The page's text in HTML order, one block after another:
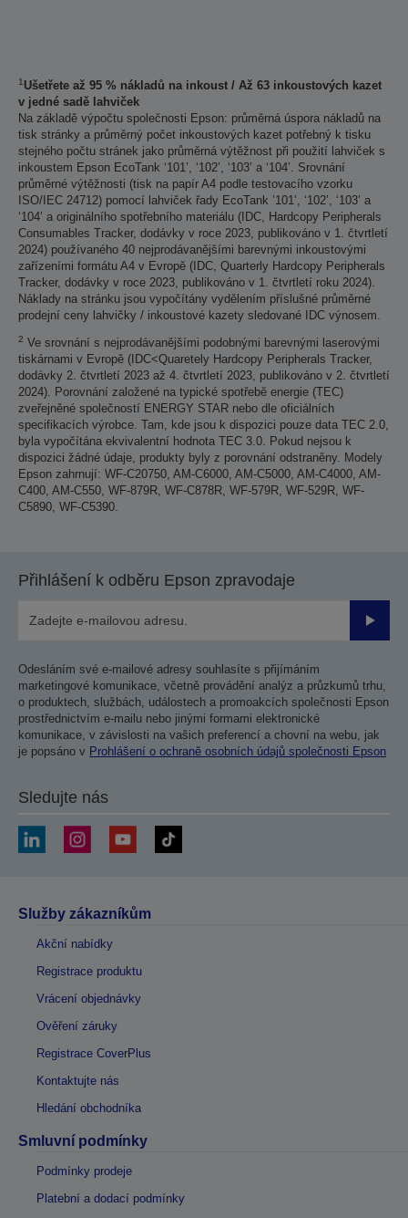
1 Ušetřete až 95 % nákladů na inkoust / Až 63 inkoustových kazet
v jedné sadě lahviček
Na základě výpočtu společnosti Epson: průměrná úspora nákladů na
tisk stránky a průměrný počet inkoustových kazet potřebný k tisku
stejného počtu stránek jako průměrná výtěžnost při použití lahviček s
inkoustem Epson EcoTank ‘101’, ‘102’, ‘103’ a ‘104’. Srovnání
průměrné výtěžnosti (tisk na papír A4 podle testovacího vzorku
ISO/IEC 24712) pomocí lahviček řady EcoTank ’101’, ‘102’, ‘103’ a
‘104’ a originálního spotřebního materiálu (IDC, Hardcopy Peripherals
Consumables Tracker, dodávky v roce 2023, publikováno v 1. čtvrtletí
2024) používaného 40 nejprodávanějšími barevnými inkoustovými
zařízeními formátu A4 v Evropě (IDC, Quarterly Hardcopy Peripherals
Tracker, dodávky v roce 2023, publikováno v 1. čtvrtletí roku 2024).
Náklady na stránku jsou vypočítány vydělením příslušné průměrné
prodejní ceny lahvičky / inkoustové kazety sledované IDC výnosem.
2 Ve srovnání s nejprodávanějšími podobnými barevnými laserovými
tiskárnami v Evropě (IDC<Quaretely Hardcopy Peripherals Tracker,
dodávky 2. čtvrtletí 2023 až 4. čtvrtletí 2023, publikováno v 2. čtvrtletí
2024). Porovnání založené na typické spotřebě energie (TEC)
zveřejněné společností ENERGY STAR nebo dle oficiálních
specifikacích výrobce. Tam, kde jsou k dispozici pouze data TEC 2.0,
byla vypočítána ekvivalentní hodnota TEC 3.0. Pokud nejsou k
dispozici žádné údaje, produkty byly z porovnání odstraněny. Modely
Epson zahrnují: WF-C20750, AM-C6000, AM-C5000, AM-C4000, AM-
C400, AM-C550, WF-879R, WF-C878R, WF-579R, WF-529R, WF-
C5890, WF-C5390.
Přihlášení k odběru Epson zpravodaje
Odesláním své e-mailové adresy souhlasíte s přijímáním
marketingové komunikace, včetně provádění analýz a průzkumů trhu,
o produktech, službách, událostech a promoakcích společnosti Epson
prostřednictvím e-mailu nebo jinými formami elektronické
komunikace, v závislosti na vašich preferencí a chovní na webu, jak
je popsáno v Prohlášení o ochraně osobních údajů společnosti Epson
Sledujte nás
Služby zákazníkům
Akční nabídky
Registrace produktu
Vrácení objednávky
Ověření záruky
Registrace CoverPlus
Kontaktujte nás
Hledání obchodníka
Smluvní podmínky
Podmínky prodeje
Platební a dodací podmínky